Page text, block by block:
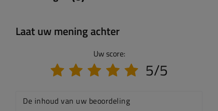
Laat uw mening achter
Uw score:
5/5
De inhoud van uw beoordeling